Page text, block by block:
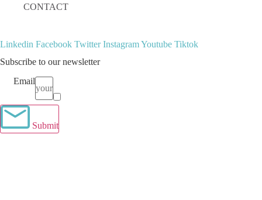
CONTACT
Linkedin Facebook Twitter InstagramYoutube Tiktok
Subscribe to our newsletter
Email
Submit